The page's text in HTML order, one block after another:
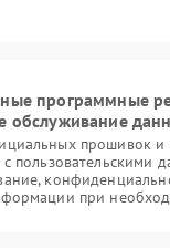
программные
обслуживание
прошивок и
пользовательскими
при